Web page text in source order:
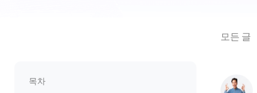
목차
모든 글